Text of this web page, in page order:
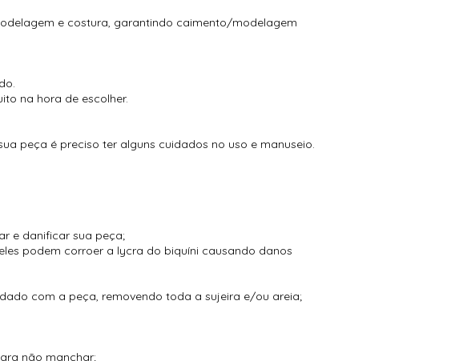
e costura, garantindo caimento/modelagem
na hora de escolher.
peça é preciso ter alguns cuidados no uso e manuseio.
e danificar sua peça;
podem corroer a lycra do biquíni causando danos
com a peça, removendo toda a sujeira e/ou areia;
não manchar;